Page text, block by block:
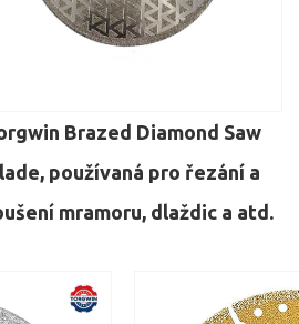
Brazed Diamond Saw
používaná pro řezání a
mramoru, dlaždic a atd.